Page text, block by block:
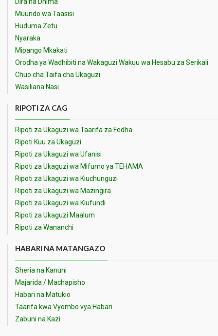
Muundo wa Taasisi
Huduma Zetu
Nyaraka
Mipango Mkakati
Orodha ya Wadhibiti na Wakaguzi Wakuu wa Hesabu za Serikali
Chuo cha Taifa cha Ukaguzi
Wasiliana Nasi
RIPOTI ZA CAG
Ripoti za Ukaguzi wa Taarifa za Fedha
Ripoti Kuu za Ukaguzi
Ripoti za Ukaguzi wa Ufanisi
Ripoti za Ukaguzi wa Mifumo ya TEHAMA
Ripoti za Ukaguzi wa Kiuchunguzi
Ripoti za Ukaguzi wa Mazingira
Ripoti za Ukaguzi wa Kiufundi
Ripoti za Ukaguzi Maalum
Ripoti za Wananchi
HABARI NA MATANGAZO
Sheria na Kanuni
Majarida / Machapisho
Habari na Matukio
Taarifa kwa Vyombo vya Habari
Zabuni na Kazi